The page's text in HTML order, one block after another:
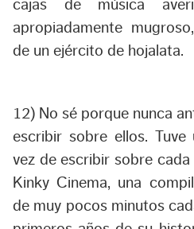
cajas de música
apropiadamente
de un ejército de hojalata.
12) No sé porque nunca
escribir sobre ellos. Tuve
vez de escribir sobre
Kinky Cinema, una
de muy pocos minutos